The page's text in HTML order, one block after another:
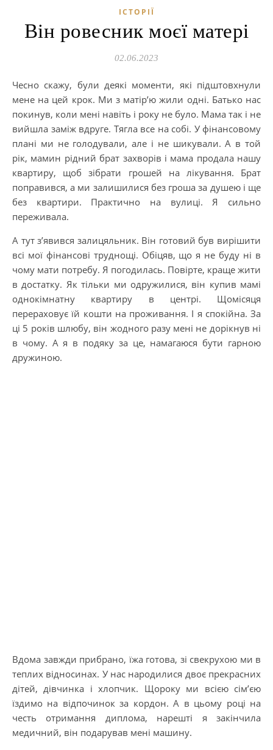
ІСТОРІЇ
Він ровесник моєї матері
02.06.2023
Чесно скажу, були деякі моменти, які підштовхнули
мене на цей крок. Ми з матір’ю жили одні. Батько нас
покинув, коли мені навіть і року не було. Мама так і не
вийшла заміж вдруге. Тягла все на собі. У фінансовому
плані ми не голодували, але і не шикували. А в той
рік, мамин рідний брат захворів і мама продала нашу
квартиру, щоб зібрати грошей на лікування. Брат
поправився, а ми залишилися без гроша за душею і ще
без квартири. Практично на вулиці. Я сильно
переживала.
А тут з’явився залицяльник. Він готовий був вирішити
всі мої фінансові труднощі. Обіцяв, що я не буду ні в
чому мати потребу. Я погодилась. Повірте, краще жити
в достатку. Як тільки ми одружилися, він купив мамі
однокімнатну квартиру в центрі. Щомісяця
перераховує їй кошти на проживання. І я спокійна. За
ці 5 років шлюбу, він жодного разу мені не дорікнув ні
в чому. А я в подяку за це, намагаюся бути гарною
дружиною.
Вдома завжди прибрано, їжа готова, зі свекрухою ми в
теплих відносинах. У нас народилися двоє прекрасних
дітей, дівчинка і хлопчик. Щороку ми всією сім’єю
їздимо на відпочинок за кордон. А в цьому році на
честь отримання диплома, нарешті я закінчила
медичний, він подарував мені машину.